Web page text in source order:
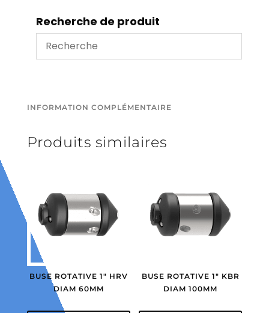
Recherche de produit
INFORMATION COMPLÉMENTAIRE
Produits similaires
BUSE ROTATIVE 1″ HRV
DIAM 60MM
BUSE ROTATIVE 1″ KBR
DIAM 100MM